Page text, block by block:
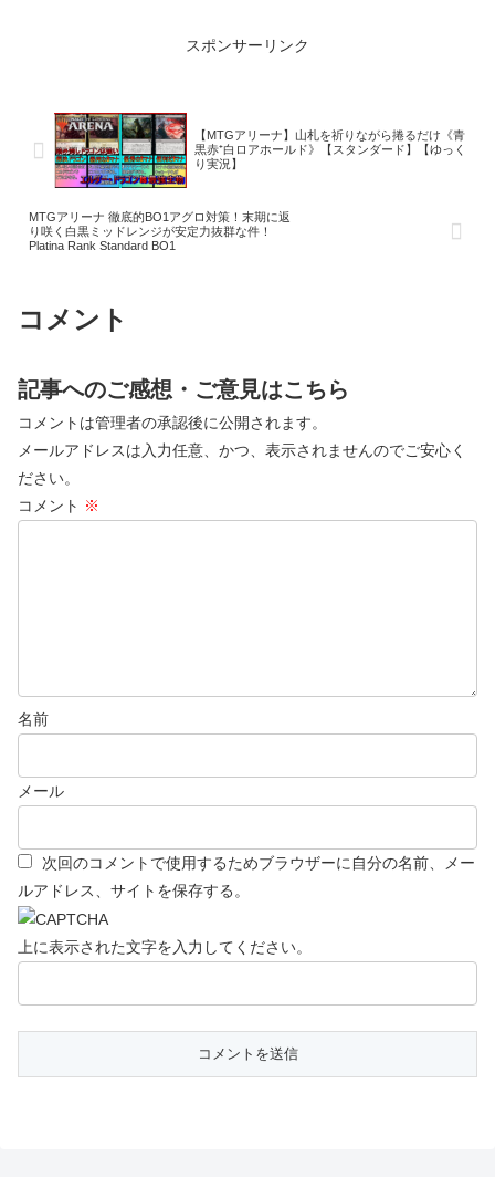
スポンサーリンク
【MTGアリーナ】山札を祈りながら捲るだけ《青
黒赤⁺白ロアホールド》【スタンダード】【ゆっく
り実況】
MTGアリーナ 徹底的BO1アグロ対策！末期に返
り咲く白黒ミッドレンジが安定力抜群な件！
Platina Rank Standard BO1
コメント
記事へのご感想・ご意見はこちら
コメントは管理者の承認後に公開されます。
メールアドレスは入力任意、かつ、表示されませんのでご安心く
ださい。
コメント ※
名前
メール
次回のコメントで使用するためブラウザーに自分の名前、メー
ルアドレス、サイトを保存する。
上に表示された文字を入力してください。